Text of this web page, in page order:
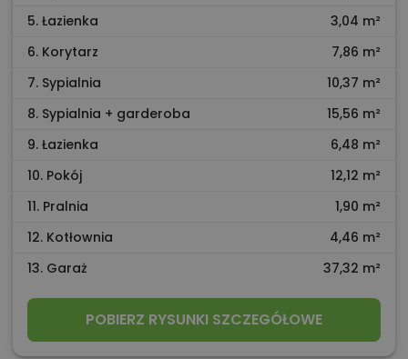
5. Łazienka
3,04 m²
6. Korytarz
7,86 m²
7. Sypialnia
10,37 m²
8. Sypialnia + garderoba
15,56 m²
9. Łazienka
6,48 m²
10. Pokój
12,12 m²
11. Pralnia
1,90 m²
12. Kotłownia
4,46 m²
13. Garaż
37,32 m²
POBIERZ RYSUNKI SZCZEGÓŁOWE